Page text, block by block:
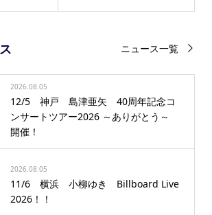
ニュース一覧
2026.08.05
12/5 神戸 島津亜矢 40周年記念コ
ンサートツアー2026 ～ありがとう～
開催！
2026.08.05
11/6 横浜 小柳ゆき Billboard Live
2026！！